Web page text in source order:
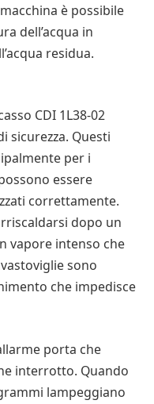
è possibile
dell’acqua in
residua.
CDI 1L38-02
sicurezza. Questi
per i
essere
correttamente.
dopo un
vapore intenso che
sono
che impedisce
porta che
interrotto. Quando
lampeggiano